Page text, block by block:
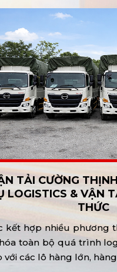
TẢI CƯỜNG
LOGISTICS & VẬN
THỨC
kết hợp nhiều phương
toàn bộ quá trình
với các lô hàng lớn,